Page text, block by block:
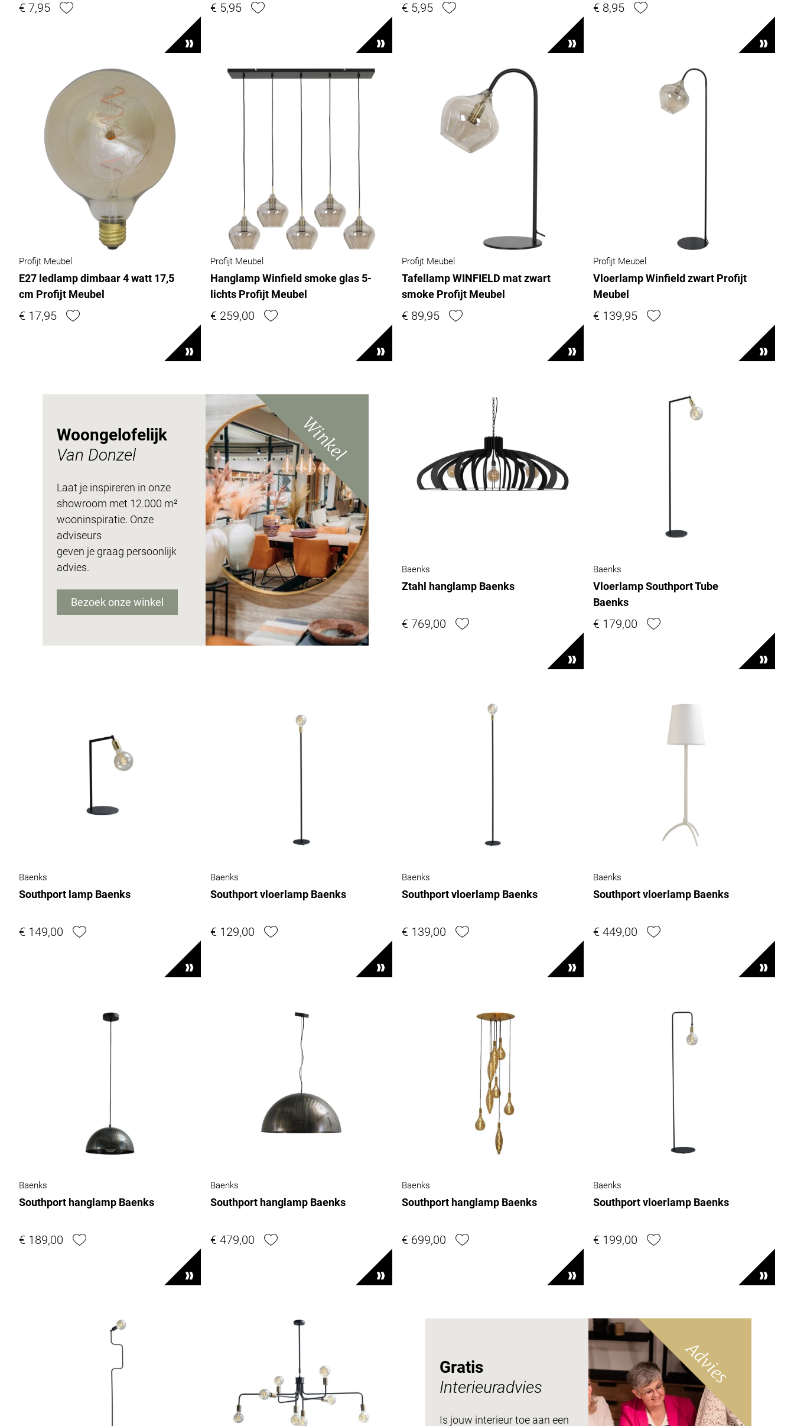
€ 7,95 € 5,95 € 5,95 € 8,95
Profijt Meubel
E27 ledlamp dimbaar 4 watt 17,5
cm Profijt Meubel
€ 17,95
Profijt Meubel
Hanglamp Winfield smoke glas 5-
lichts Profijt Meubel
€ 259,00
Profijt Meubel
Tafellamp WINFIELD mat zwart
smoke Profijt Meubel
€ 89,95
Profijt Meubel
Vloerlamp Winfield zwart Profijt
Meubel
€ 139,95
Woongelofelijk
Van Donzel
Laat je inspireren in onze
showroom met 12.000 m²
wooninspiratie. Onze
adviseurs
geven je graag persoonlijk
advies.
Bezoek onze winkel
Winkel
Baenks
Ztahl hanglamp Baenks
€ 769,00
Baenks
Vloerlamp Southport Tube
Baenks
€ 179,00
Baenks
Southport lamp Baenks
€ 149,00
Baenks
Southport vloerlamp Baenks
€ 129,00
Baenks
Southport vloerlamp Baenks
€ 139,00
Baenks
Southport vloerlamp Baenks
€ 449,00
Baenks
Southport hanglamp Baenks
€ 189,00
Baenks
Southport hanglamp Baenks
€ 479,00
Baenks
Southport hanglamp Baenks
€ 699,00
Baenks
Southport vloerlamp Baenks
€ 199,00
Gratis
Interieuradvies
Is jouw interieur toe aan een
Advies